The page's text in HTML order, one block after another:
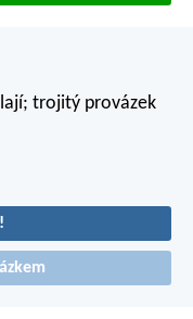
trojitý provázek